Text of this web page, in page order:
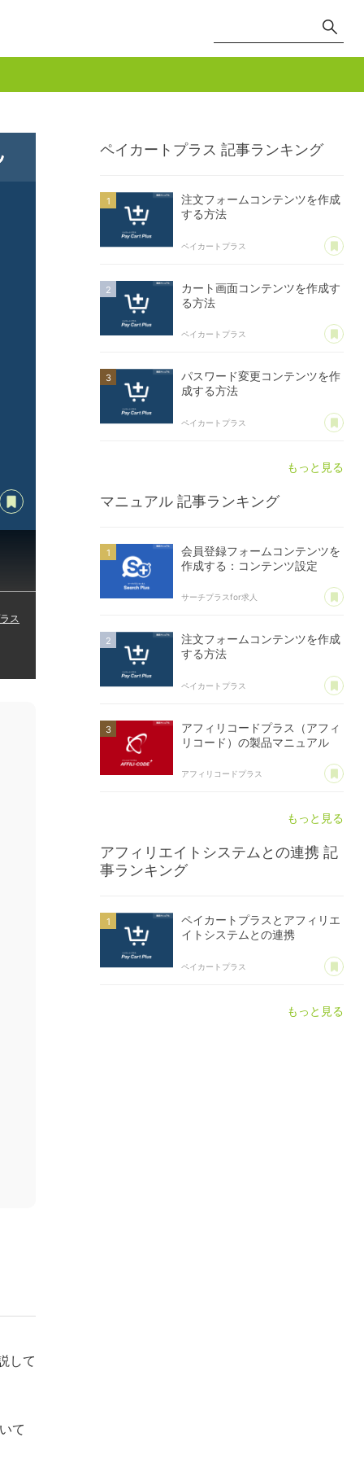
ス
Title & URL
あとで読む
して
て
ペイカートプラス 記事ランキング
注文フォームコンテンツを作成
する方法
ペイカートプラス あ
カート画面コンテンツを作成す
る方法
ペイカートプラス あ
パスワード変更コンテンツを作
成する方法
ペイカートプラス あ
もっと見る
マニュアル 記事ランキング
会員登録フォームコンテンツを
作成する：コンテンツ設定
サーチプラスfor求人 あ
注文フォームコンテンツを作成
する方法
ペイカートプラス あ
アフィリコードプラス（アフィ
リコード）の製品マニュアル
アフィリコードプラス あ
もっと見る
アフィリエイトシステムとの連携 記
事ランキング
ペイカートプラスとアフィリエ
イトシステムとの連携
ペイカートプラス あ
もっと見る